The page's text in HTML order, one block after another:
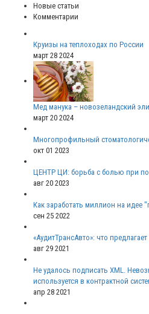
Новые статьи
Комментарии
Круизы на теплоходах по России
март 28 2024
Мед манука – новозеландский
март 20 2024
Многопрофильный
окт 01 2023
ЦЕНТР ЦИ: борьба с болью при
авг 20 2023
Как заработать миллион на идее
сен 25 2022
«АудитТрансАвто»: что
авг 29 2021
Не удалось подписать XML.
используется в контрактной
апр 28 2021